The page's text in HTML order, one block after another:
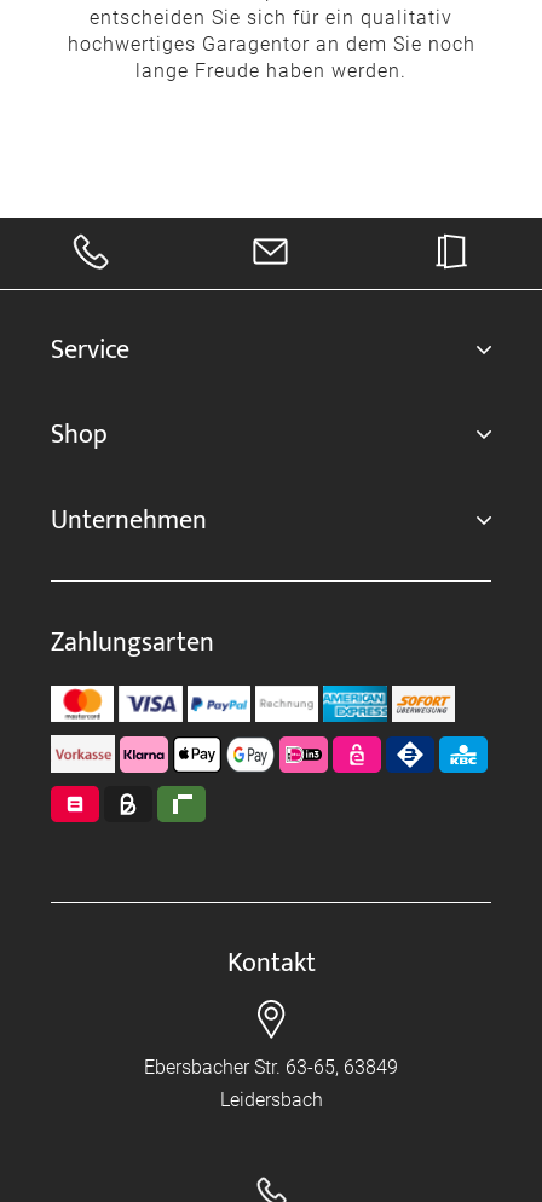
entscheiden Sie sich für ein qualitativ
hochwertiges Garagentor an dem Sie noch
lange Freude haben werden.
Service
Shop
Unternehmen
Zahlungsarten
Kontakt
Ebersbacher Str. 63-65, 63849
Leidersbach